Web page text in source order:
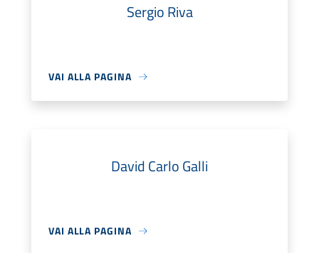
Sergio Riva
VAI ALLA PAGINA
David Carlo Galli
VAI ALLA PAGINA